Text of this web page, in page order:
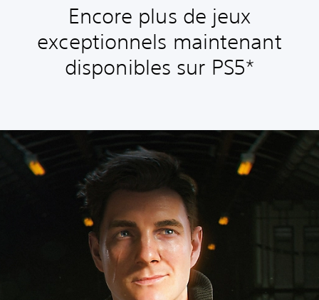
Encore plus de jeux
exceptionnels maintenant
disponibles sur PS5*